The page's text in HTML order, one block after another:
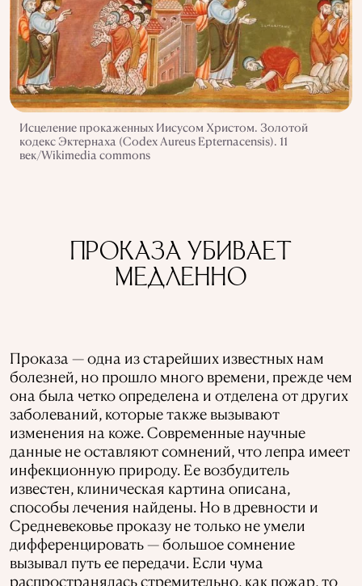
Исцеление прокаженных Иисусом Христом. Золотой
кодекс Эктернаха (Codex Aureus Epternacensis). 11
век/Wikimedia commons
ПРОКАЗА УБИВАЕТ
МЕДЛЕННО
Проказа — одна из старейших известных нам
болезней, но прошло много времени, прежде чем
она была четко определена и отделена от других
заболеваний, которые также вызывают
изменения на коже. Современные научные
данные не оставляют сомнений, что лепра имеет
инфекционную природу. Ее возбудитель
известен, клиническая картина описана,
способы лечения найдены. Но в древности и
Средневековье проказу не только не умели
дифференцировать — большое сомнение
вызывал путь ее передачи. Если чума
распространялась стремительно, как пожар, то